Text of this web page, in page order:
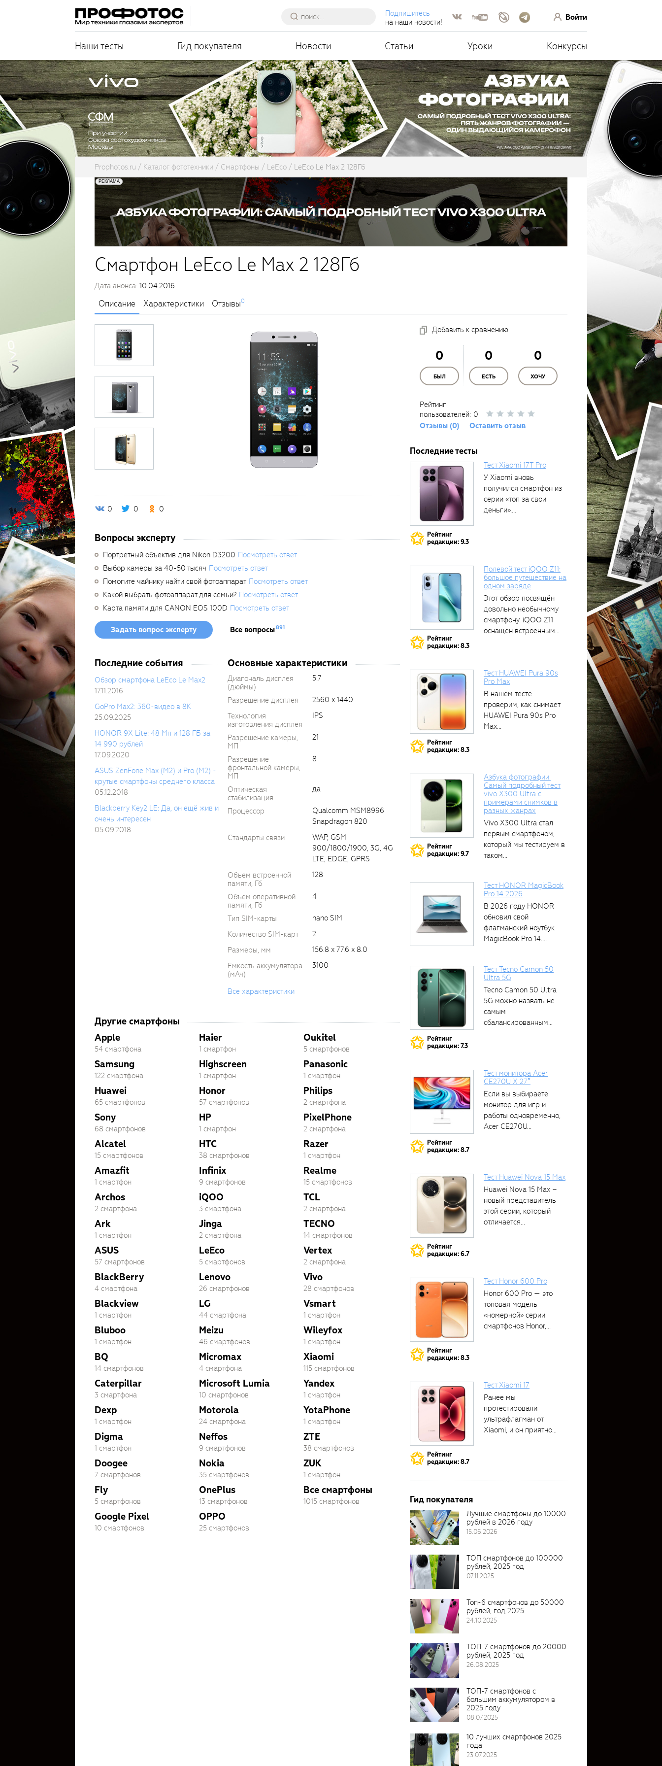
Подпишитесь
на наши новости!
Войти
Наши тесты Гид покупателя Новости Статьи Уроки Конкурсы
Prophotos.ru Каталог фототехники Смартфоны LeEco LeEco Le Max 2 128Гб
Смартфон LeEco Le Max 2 128Гб
Дата анонса: 10.04.2016
Описание Характеристики Отзывы0
0 0 0
Вопросы эксперту
Портретный объектив для Nikon D3200 Посмотреть ответ
Выбор камеры за 40-50 тысяч Посмотреть ответ
Помогите чайнику найти свой фотоаппарат Посмотреть ответ
Какой выбрать фотоаппарат для семьи? Посмотреть ответ
Карта памяти для CANON EOS 100D Посмотреть ответ
Задать вопрос эксперту Все вопросы891
Последние события
Обзор смартфона LeEco Le Max2
17.11.2016
GoPro Max2: 360-видео в 8K
25.09.2025
HONOR 9X Lite: 48 Мп и 128 ГБ за
14 990 рублей
17.09.2020
ASUS ZenFone Max (M2) и Pro (M2) -
крутые смартфоны среднего класса
05.12.2018
Blackberry Key2 LE: Да, он ещё жив и
очень интересен
05.09.2018
Основные характеристики
Диагональ дисплея
(дюймы)
5.7
Разрешение дисплея
2560 x 1440
Технология
изготовления дисплея
IPS
Разрешение камеры,
МП
21
Разрешение
фронтальной камеры,
МП
8
Оптическая
стабилизация
да
Процессор
Qualcomm MSM8996
Snapdragon 820
Стандарты связи
WAP, GSM
900/1800/1900, 3G, 4G
LTE, EDGE, GPRS
Объем встроенной
памяти, Гб
128
Объем оперативной
памяти, Гб
4
Тип SIM-карты
nano SIM
Количество SIM-карт
2
Размеры, мм
156.8 x 77.6 x 8.0
Емкость аккумулятора
(мАч)
3100
Все характеристики
Другие смартфоны
Apple
54 смартфона
Samsung
122 смартфона
Huawei
65 смартфонов
Sony
68 смартфонов
Alcatel
15 смартфонов
Amazfit
1 смартфон
Archos
2 смартфона
Ark
1 смартфон
ASUS
57 смартфонов
BlackBerry
4 смартфона
Blackview
1 смартфон
Bluboo
1 смартфон
BQ
14 смартфонов
Caterpillar
3 смартфона
Dexp
1 смартфон
Digma
1 смартфон
Doogee
7 смартфонов
Fly
5 смартфонов
Google Pixel
10 смартфонов
Haier
1 смартфон
Highscreen
1 смартфон
Honor
57 смартфонов
HP
1 смартфон
HTC
38 смартфонов
Infinix
9 смартфонов
iQOO
3 смартфона
Jinga
2 смартфона
LeEco
5 смартфонов
Lenovo
26 смартфонов
LG
44 смартфона
Meizu
46 смартфонов
Micromax
4 смартфона
Microsoft Lumia
10 смартфонов
Motorola
24 смартфона
Neffos
9 смартфонов
Nokia
35 смартфонов
OnePlus
13 смартфонов
OPPO
25 смартфонов
Oukitel
5 смартфонов
Panasonic
1 смартфон
Philips
2 смартфона
PixelPhone
2 смартфона
Razer
1 смартфон
Realme
15 смартфонов
TCL
2 смартфона
TECNO
14 смартфонов
Vertex
2 смартфона
Vivo
28 смартфонов
Vsmart
1 смартфон
Wileyfox
1 смартфон
Xiaomi
115 смартфонов
Yandex
1 смартфон
YotaPhone
1 смартфон
ZTE
38 смартфонов
ZUK
1 смартфон
Все смартфоны
1015 смартфонов
Добавить к сравнению
0
БЫЛ
0
ЕСТЬ
0
ХОЧУ
Рейтинг
пользователей: 0
Отзывы (0)
Оставить отзыв
Последние тесты
Рейтинг
редакции: 9.3
Тест Xiaomi 17T Pro
У Xiaomi вновь
получился смартфон из
серии «топ за свои
деньги»....
Рейтинг
редакции: 8.3
Полевой тест iQOO Z11:
большое путешествие на
одном заряде
Этот обзор посвящён
довольно необычному
смартфону. iQOO Z11
оснащён встроенным
Рейтинг
редакции: 8.3
Тест HUAWEI Pura 90s
Pro Max
В нашем тесте
проверим, как снимает
HUAWEI Pura 90s Pro
Max...
Рейтинг
редакции: 9.7
Азбука фотографии.
Самый подробный тест
vivo X300 Ultra с
примерами снимков в
разных жанрах
Vivo X300 Ultra стал
первым смартфоном,
который мы тестируем в
таком...
Тест HONOR MagicBook
Pro 14 2026
В 2026 году HONOR
обновил свой
флагманский ноутбук
MagicBook Pro 14....
Рейтинг
редакции: 7.3
Тест Tecno Camon 50
Ultra 5G
Tecno Camon 50 Ultra
5G можно назвать не
самым
сбалансированным
Рейтинг
редакции: 8.7
Тест монитора Acer
CE270U X 27″
Если вы выбираете
монитор для игр и
работы одновременно,
Acer CE270U...
Рейтинг
редакции: 6.7
Тест Huawei Nova 15 Max
Huawei Nova 15 Max –
новый представитель
этой серии, который
отличается...
Рейтинг
редакции: 8.3
Тест Honor 600 Pro
Honor 600 Pro — это
топовая модель
«номерной» серии
смартфонов Honor,...
Рейтинг
редакции: 8.7
Тест Xiaomi 17
Ранее мы
протестировали
ультрафлагман от
Xiaomi, и он приятно
Гид покупателя
Лучшие смартфоны до 10000
рублей в 2026 году
15.06.2026
ТОП смартфонов до 100000
рублей, 2025 год
07.11.2025
Топ-6 смартфонов до 50000
рублей, год 2025
24.10.2025
ТОП-7 смартфонов до 20000
рублей, 2025 год
26.08.2025
ТОП-7 смартфонов с
большим аккумулятором в
2025 году
08.07.2025
10 лучших смартфонов 2025
года
23.07.2025